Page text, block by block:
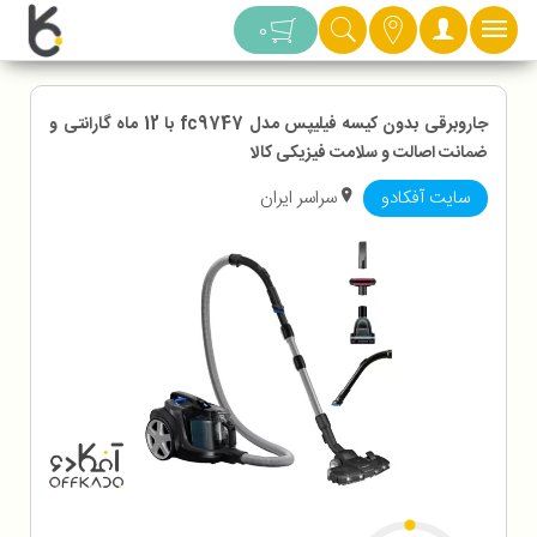
دسته بندی 0
جاروبرقی بدون کیسه فیلیپس مدل fc9747 با 12 ماه گارانتی و
ضمانت اصالت و سلامت فیزیکی کالا
سایت آفکادو سراسر ایران